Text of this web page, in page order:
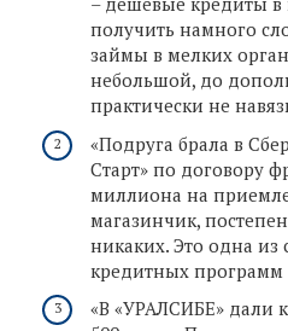
получить намного
займы в мелких
небольшой, до
практически не
«Подруга брала в
Старт» по договору
миллиона на
магазинчик,
никаких. Это одна
кредитных программ
«В «УРАЛСИБЕ» дали